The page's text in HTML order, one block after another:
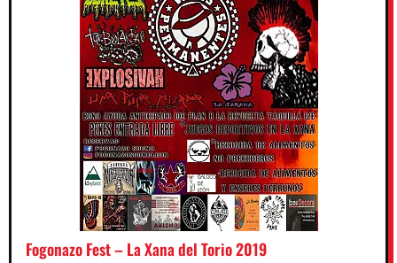
Fogonazo Fest – La Xana del Torio 2019